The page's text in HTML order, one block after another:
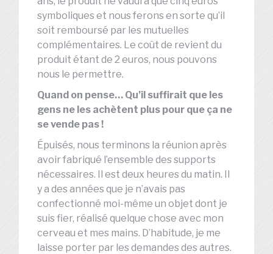
symboliques et nous ferons en sorte qu’il
soit remboursé par les mutuelles
complémentaires. Le coût de revient du
produit étant de 2 euros, nous pouvons
nous le permettre.
Quand on pense… Qu’il suffirait que les
gens ne les achètent plus pour que ça ne
se vende pas !
Épuisés, nous terminons la réunion après
avoir fabriqué l’ensemble des supports
nécessaires. Il est deux heures du matin. Il
y a des années que je n’avais pas
confectionné moi-même un objet dont je
suis fier, réalisé quelque chose avec mon
cerveau et mes mains. D’habitude, je me
laisse porter par les demandes des autres.